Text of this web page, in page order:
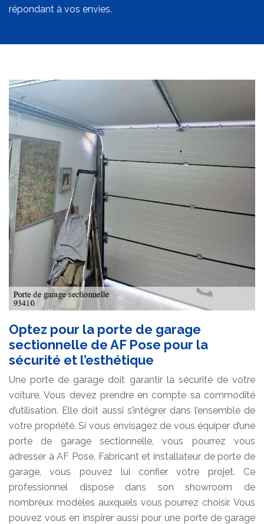
répondant à vos envies.
Optez pour la porte de garage
sectionnelle de AF Pose pour la
sécurité et l’esthétique
Une porte de garage doit garantir la sécurité de votre
voiture. Vous devez prendre en compte sa commodité
d’utilisation. Elle doit aussi s’intégrer dans l’ensemble de
votre propriété. Si vous envisagez de vous équiper d’une
porte de garage sectionnelle, vous pourrez vous
adresser à AF Pose. Fabricant et installateur de porte de
garage, vous pouvez lui confier votre projet. Ce
professionnel dispose dans son showroom de
nombreux modèles auxquels vous pourrez choisir. Vous
pouvez vous en inspirer aussi pour une porte de garage